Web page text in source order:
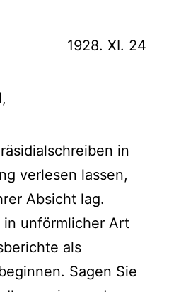
1928. XI. 24
in
verlesen lassen,
Absicht lag.
unförmlicher Art
als
Sagen Sie